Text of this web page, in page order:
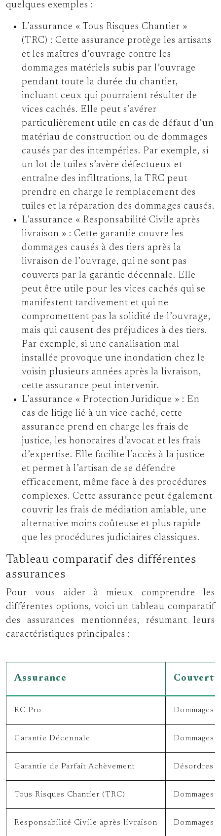
quelques exemples :
L’assurance « Tous Risques Chantier »
(TRC) : Cette assurance protège les artisans
et les maîtres d’ouvrage contre les
dommages matériels subis par l’ouvrage
pendant toute la durée du chantier,
incluant ceux qui pourraient résulter de
vices cachés. Elle peut s’avérer
particulièrement utile en cas de défaut d’un
matériau de construction ou de dommages
causés par des intempéries. Par exemple, si
un lot de tuiles s’avère défectueux et
entraîne des infiltrations, la TRC peut
prendre en charge le remplacement des
tuiles et la réparation des dommages causés.
L’assurance « Responsabilité Civile après
livraison » : Cette garantie couvre les
dommages causés à des tiers après la
livraison de l’ouvrage, qui ne sont pas
couverts par la garantie décennale. Elle
peut être utile pour les vices cachés qui se
manifestent tardivement et qui ne
compromettent pas la solidité de l’ouvrage,
mais qui causent des préjudices à des tiers.
Par exemple, si une canalisation mal
installée provoque une inondation chez le
voisin plusieurs années après la livraison,
cette assurance peut intervenir.
L’assurance « Protection Juridique » : En
cas de litige lié à un vice caché, cette
assurance prend en charge les frais de
justice, les honoraires d’avocat et les frais
d’expertise. Elle facilite l’accès à la justice
et permet à l’artisan de se défendre
efficacement, même face à des procédures
complexes. Cette assurance peut également
couvrir les frais de médiation amiable, une
alternative moins coûteuse et plus rapide
que les procédures judiciaires classiques.
Tableau comparatif des différentes
assurances
Pour vous aider à mieux comprendre les
différentes options, voici un tableau comparatif
des assurances mentionnées, résumant leurs
caractéristiques principales :
Assurance
RC Pro Dommages
Garantie Décennale Dommages
Garantie de Parfait Achèvement Désordres
Tous Risques Chantier (TRC) Dommages
Responsabilité Civile après livraison Dommages